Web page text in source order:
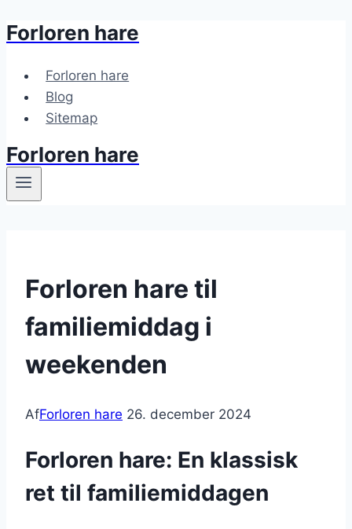
Fortsæt
indhold
Forloren hare
Forloren hare
Blog
Sitemap
Forloren hare
Forloren hare til
familiemiddag i
weekenden
AfForloren hare 26. december 2024
Forloren hare: En klassisk
ret til familiemiddagen